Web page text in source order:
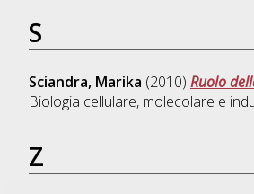
S
Sciandra, Marika (2010) Ruolo
Biologia cellulare, molecolare e
Z